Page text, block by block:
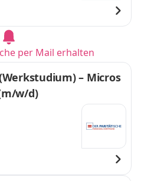
per Mail erhalten
– Micros
w/d)